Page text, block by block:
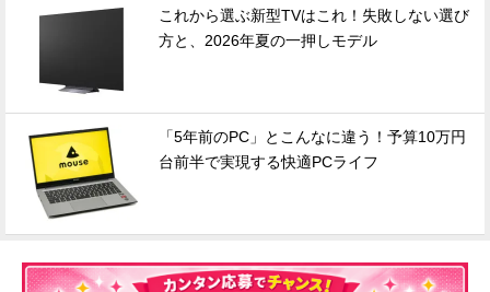
これから選ぶ新型TVはこれ！失敗しない選び
方と、2026年夏の一押しモデル
「5年前のPC」とこんなに違う！予算10万円
台前半で実現する快適PCライフ